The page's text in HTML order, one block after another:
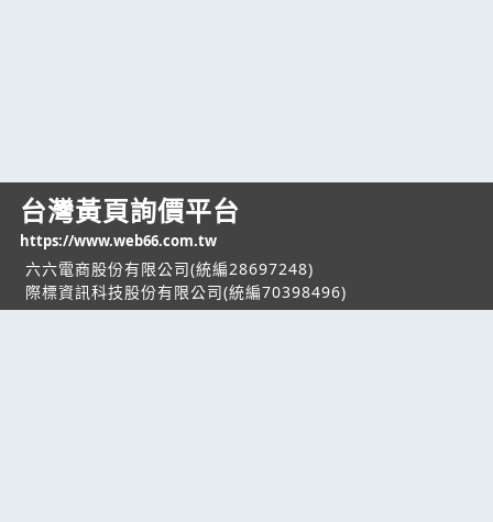
台灣黃頁詢價平台
https://www.web66.com.tw
六六電商股份有限公司(統編28697248)
際標資訊科技股份有限公司(統編70398496)